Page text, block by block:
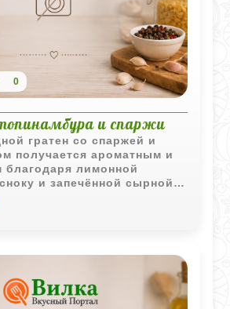
0
и спаржи
гратен со спаржей и
получается ароматным и
лимонной
и запечённой сырной
вариант для тёплого
или гарнира.